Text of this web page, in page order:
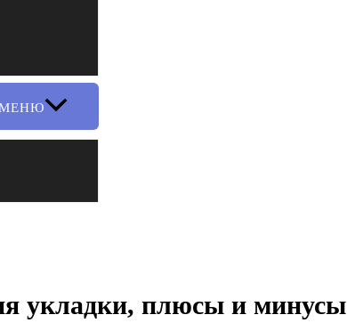
МЕНЮ
укладки, плюсы и минусы